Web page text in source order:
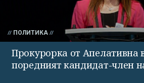
ПОЛИТИКА
Прокурорка от Апелативна
поредният кандидат-член